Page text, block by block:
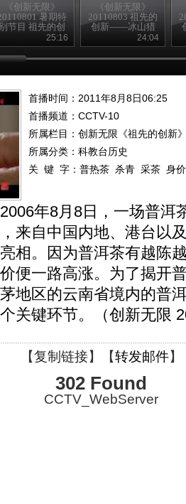
《创新无限》
暑期特
别节目 祖先的创
新——鱼皮衣
25:16
《创新无限》
20110803 祖先的
创新——冰山猎
24:04
首播时间：2011年8月8日06:25
首播频道： CCTV-10
所属栏目： 创新无限《祖先的创新
所属分类：科教台历史
关 键 字： 普热茶 杀青 采茶 身价
年8月8日，一场普洱
来自中国内地、港台以
相。因为普洱茶有越陈
便一路高涨。为了揭开
地区的云南省境内的普
关键环节。（创新无限
【复制链接】【转发邮件】
302 Found
CCTV_WebServer